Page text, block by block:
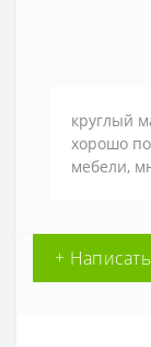
круглый
хорошо
мебели,
+